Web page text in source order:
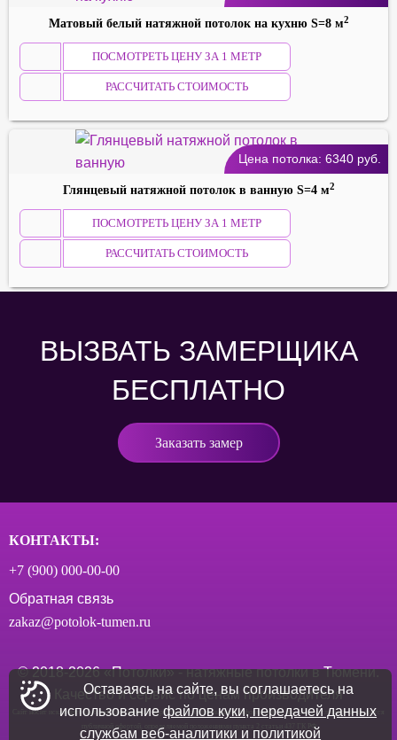
Матовый белый натяжной потолок на кухню S=8 м2
ПОСМОТРЕТЬ ЦЕНУ ЗА 1 МЕТР
РАССЧИТАТЬ СТОИМОСТЬ
Цена потолка: 6340 руб.
Глянцевый натяжной потолок в ванную S=4 м2
ПОСМОТРЕТЬ ЦЕНУ ЗА 1 МЕТР
РАССЧИТАТЬ СТОИМОСТЬ
ВЫЗВАТЬ ЗАМЕРЩИКА
БЕСПЛАТНО
Заказать замер
КОНТАКТЫ:
+7 (900) 000‑00-00
Обратная связь
zakaz@potolok-tumen.ru
© 2018-2026«Потолки» - натяжные потолки в Тюмени.
Качество и сервис по ценам производителя
Сайт носит исключительно информационный характер. Опубликованная информация ни при каких условиях не является
публичной офертой, определяемой положениями пункта 2 статьи 437 ГК РФ
Оставаясь на сайте, вы соглашаетесь на
использованиефайлов куки, передачей данных
службам веб-аналитики и политикой